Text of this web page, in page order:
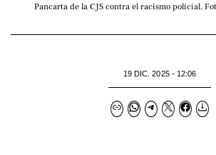
Pancarta de la CJS contra el racismo policial.
19 DIC. 2025 - 12:06